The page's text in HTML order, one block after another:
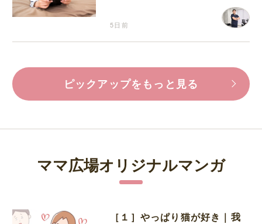
5日前
ピックアップをもっと見る
ママ広場オリジナルマンガ
［１］やっぱり猫が好き｜我